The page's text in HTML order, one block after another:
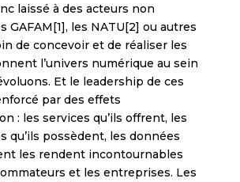
laissé à des acteurs non
GAFAM[1], les NATU[2] ou autres
de concevoir et de réaliser les
l’univers numérique au sein
Et le leadership de ces
par des effets
: les services qu’ils offrent, les
qu’ils possèdent, les données
les rendent incontournables
et les entreprises. Les